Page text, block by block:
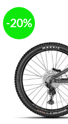
-20%